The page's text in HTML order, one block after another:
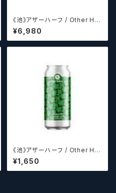
《池》アザーハーフ / Other Hal
f Brewing Triple Drupe【ク
ラフトビールシザーズ】
¥6,980
《池》アザーハーフ / Other Hal
f Brewing Dank Ivy【クラフト
ビールシザーズ】
¥1,650